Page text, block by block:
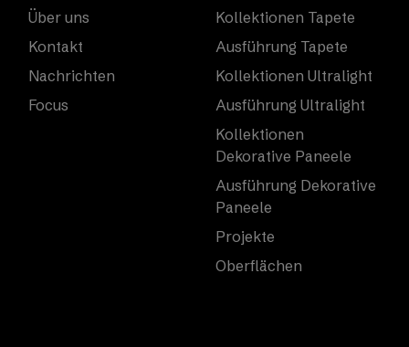
Über uns
Kontakt
Nachrichten
Focus
Kollektionen Tapete
Ausführung Tapete
Kollektionen Ultralight
Ausführung Ultralight
Kollektionen
Dekorative Paneele
Ausführung Dekorative
Paneele
Projekte
Oberflächen